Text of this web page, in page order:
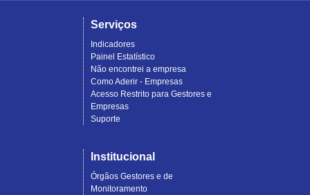
Serviços
Indicadores
Painel Estatístico
Não encontrei a empresa
Como Aderir - Empresas
Acesso Restrito para Gestores e
Empresas
Suporte
Institucional
Órgãos Gestores e de
Monitoramento